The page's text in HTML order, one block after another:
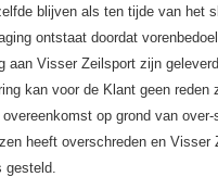
blijven als ten tijde van het
ontstaat doordat
aan Visser Zeilsport zijn
kan voor de Klant geen
op grond van
heeft overschreden en
gesteld.